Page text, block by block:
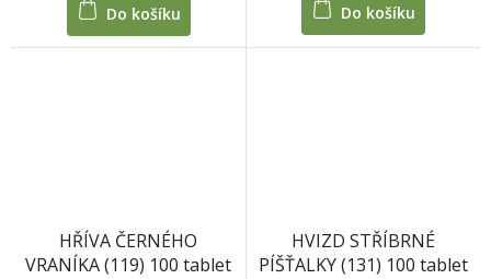
Do košíku Do košíku
HŘÍVA ČERNÉHO
VRANÍKA (119) 100 tablet
HVIZD STŘÍBRNÉ
PÍŠŤALKY (131) 100 tablet